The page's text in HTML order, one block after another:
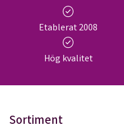
check_circle
Etablerat 2008
check_circle
Hög kvalitet